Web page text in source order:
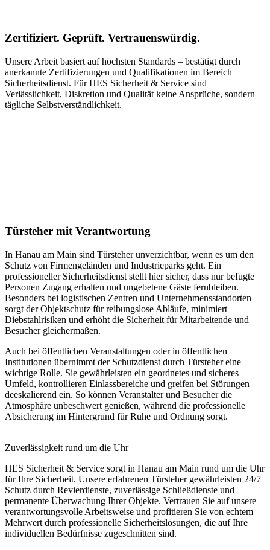
Zertifiziert. Geprüft. Vertrauenswürdig.
Unsere Arbeit basiert auf höchsten Standards – bestätigt durch
anerkannte Zertifizierungen und Qualifikationen im Bereich
Sicherheitsdienst. Für HES Sicherheit & Service sind
Verlässlichkeit, Diskretion und Qualität keine Ansprüche, sondern
tägliche Selbstverständlichkeit.
Türsteher mit Verantwortung
In Hanau am Main sind Türsteher unverzichtbar, wenn es um den
Schutz von Firmengeländen und Industrieparks geht. Ein
professioneller Sicherheitsdienst stellt hier sicher, dass nur befugte
Personen Zugang erhalten und ungebetene Gäste fernbleiben.
Besonders bei logistischen Zentren und Unternehmensstandorten
sorgt der Objektschutz für reibungslose Abläufe, minimiert
Diebstahlrisiken und erhöht die Sicherheit für Mitarbeitende und
Besucher gleichermaßen.
Auch bei öffentlichen Veranstaltungen oder in öffentlichen
Institutionen übernimmt der Schutzdienst durch Türsteher eine
wichtige Rolle. Sie gewährleisten ein geordnetes und sicheres
Umfeld, kontrollieren Einlassbereiche und greifen bei Störungen
deeskalierend ein. So können Veranstalter und Besucher die
Atmosphäre unbeschwert genießen, während die professionelle
Absicherung im Hintergrund für Ruhe und Ordnung sorgt.
Zuverlässigkeit rund um die Uhr
HES Sicherheit & Service sorgt in Hanau am Main rund um die Uhr
für Ihre Sicherheit. Unsere erfahrenen Türsteher gewährleisten 24/7
Schutz durch Revierdienste, zuverlässige Schließdienste und
permanente Überwachung Ihrer Objekte. Vertrauen Sie auf unsere
verantwortungsvolle Arbeitsweise und profitieren Sie von echtem
Mehrwert durch professionelle Sicherheitslösungen, die auf Ihre
individuellen Bedürfnisse zugeschnitten sind.